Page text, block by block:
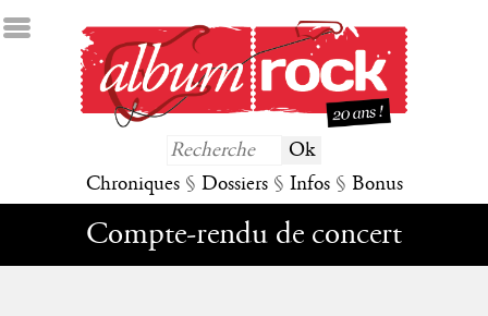
Chroniques § Dossiers § Infos § Bonus
Compte-rendu de concert